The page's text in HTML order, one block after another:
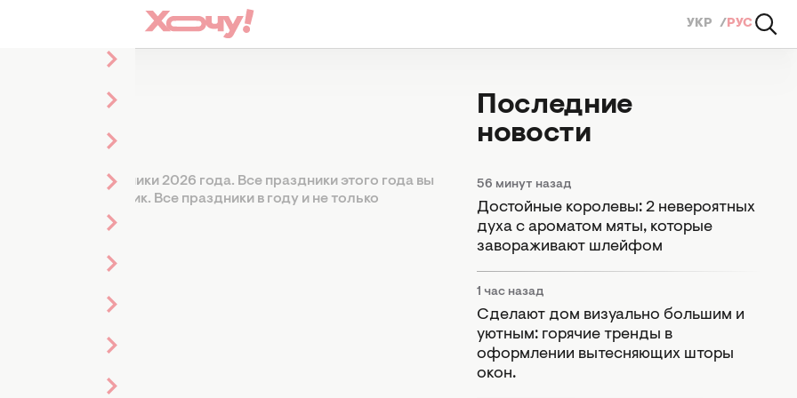
УКР РУС
2026 и все праздники 2026 года. Все праздники этого года вы
сегодня праздник. Все праздники в году и не только
Последние
новости
56 минут назад
Достойные королевы: 2 невероятных
духа с ароматом мяты, которые
завораживают шлейфом
1 час назад
Сделают дом визуально большим и
уютным: горячие тренды в
оформлении вытесняющих шторы
окон.